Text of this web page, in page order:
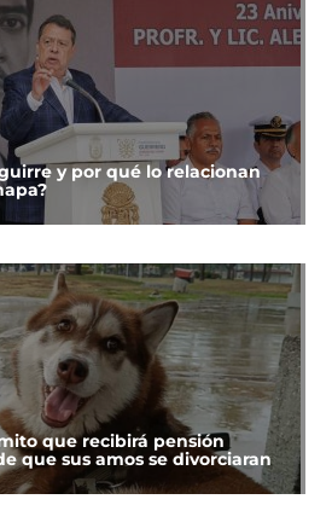
y por qué lo relacionan
que recibirá pensión
que sus amos se divorciaran